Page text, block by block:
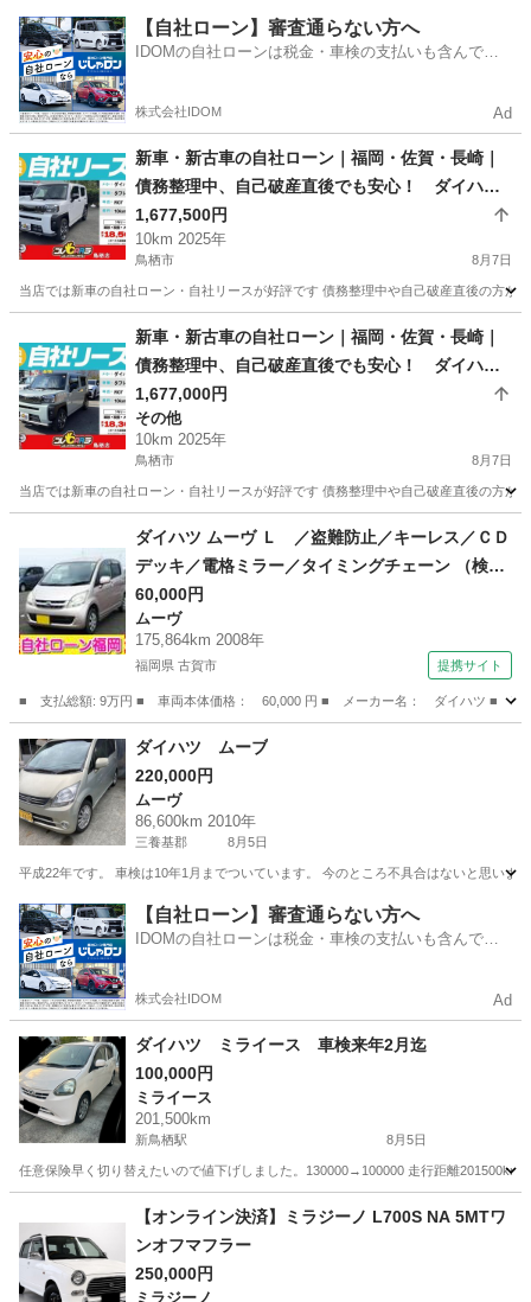
佐賀 三養基郡 吉野ケ里公園駅 ムーヴ 燃費
【自社ローン】審査通らない方へ
IDOMの自社ローンは税金・車検の支払いも含んでい
株式会社IDOM Ad
新車・新古車の自社ローン｜福岡・佐賀・長崎｜
債務整理中、自己破産直後でも安心！ ダイハ
ツ タフト G DCV R07年式
1,677,500円
10km 2025年
鳥栖市 8月7日
当店では新車の自社ローン・自社リースが好評です 債務整理中や自己破産直後の方
ダイハツ 車両
新車・新古車の自社ローン｜福岡・佐賀・長崎｜
債務整理中、自己破産直後でも安心！ ダイハ
ツ タフト G DCV R07年式
1,677,000円
その他
10km 2025年
鳥栖市 8月7日
当店では新車の自社ローン・自社リースが好評です 債務整理中や自己破産直後の方
その他
ダイハツ ムーヴ Ｌ ／盗難防止／キーレス／ＣＤ
デッキ／電格ミラー／タイミングチェーン （検9.
7）
60,000円
ムーヴ
175,864km 2008年
福岡県 古賀市 提携サイト
■ 支払総額: 9万円 ■ 車両本体価格： 60,000 円 ■ メーカー名： ダイハツ ■ 車
福岡 古賀市 ムーヴ
ダイハツ ムーブ
220,000円
ムーヴ
86,600km 2010年
三養基郡 8月5日
平成22年です。 車検は10年1月までついています。 今のところ不具合はないと思い
佐賀 三養基郡 ムーヴ
【自社ローン】審査通らない方へ
IDOMの自社ローンは税金・車検の支払いも含んでい
株式会社IDOM Ad
ダイハツ ミライース 車検来年2月迄
100,000円
ミライース
201,500km
新鳥栖駅 8月5日
任意保険早く切り替えたいので値下げしました。130000→100000 走行距離
新鳥栖駅 ミライース
【オンライン決済】ミラジーノ L700S NA 5MTワ
ンオフマフラー
250,000円
ミラジーノ